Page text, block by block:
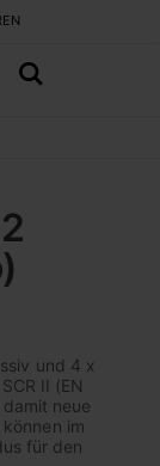
und 4 x
II (EN
neue
im
für den